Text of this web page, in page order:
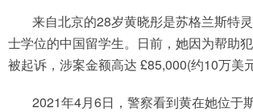
来自北京的28岁黄晓彤是苏格兰斯特
士学位的中国留学生。日前，她因为帮助
被起诉，涉案金额高达 £85,000(约10万美
2021年4月6日，警察看到黄在她位于